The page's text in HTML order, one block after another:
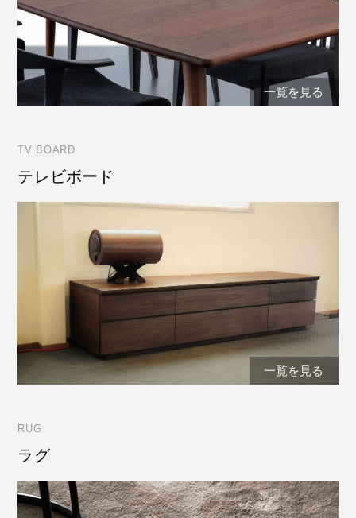
一覧を見る
TV BOARD
テレビボード
一覧を見る
RUG
ラグ